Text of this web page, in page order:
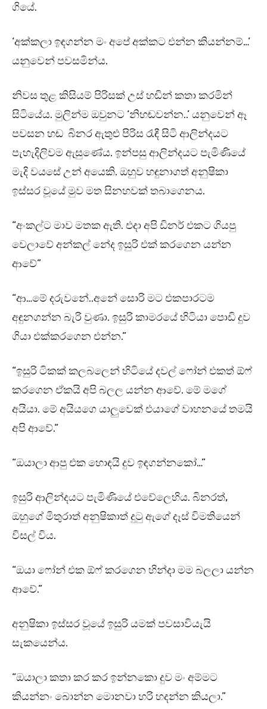
ගියේ.
‘අක්කලා ඉඳගන්න මං අපේ අක්කට එන්න කියන්නම්…’
යනුවෙන් පවසමින්ය.
නිවස තුළ කිසියම් පිරිසක් උස් හඬින් කතා කරමින්
සිටියේය. මුලින්ම ඔවුනට ‘නිහඬවන්න..’ යනුවෙන් ඈ
පවසන හඬ බිනර ඇතුළු පිරිස රැඳී සිටි ආලින්දයට
පැහැදිලිවම ඇසුණේය. ඉන්පසු ආලින්දයට පැමිණියේ
මැදි වයසේ උන් අයෙකි. ඔහුව හඳුනාගත් අනුෂිකා
ඉස්සර වූයේ මුව මත සිනහවක් තබාගෙනය.
“අංකල්ට මාව මතක ඇති. එදා අපි ඩිනර් එකට ගියපු
වෙලාවේ අන්කල් නේද ඉසුරි එක් කරගෙන යන්න
ආවේ”
“ආ…මේ දරුවනේ..අනේ සොරි මට එකපාරටම
අඳුනගන්න බැරි වුණා. ඉසුරි කාමරයේ හිටියා පොඩි දුව
ගියා එක්කරගෙන එන්න.”
“ඉසුරි ටිකක් කලබලෙන් හිටියේ දවල් ෆෝන් එකත් ඕෆ්
කරගෙන ඒකයි අපි බලල යන්න ආවේ. මේ මගේ
අයියා. මේ අයියගෙ යාලුවෙක් එයාගේ වාහනයේ තමයි
අපි ආවේ.”
“ඔයාලා ආපු එක හොඳයි දුව ඉඳගන්නකෝ…”
ඉසුරි ආලින්දයට පැමිණියේ එවේලෙහිය. බිනරත්,
ඔහුගේ මිතුරාත් අනුෂිකාත් දුටු ඇගේ දෑස් විමතියෙන්
විසල් විය.
“ඔයා ෆෝන් එක ඕෆ් කරගෙන හින්දා මම බලලා යන්න
ආවේ.”
අනුෂිකා ඉස්සර වූයේ ඉසුරි යමක් පවසාවියැයි
සැකයෙන්ය.
“ඔයාලා කතා කර කර ඉන්නකො දුව මං අම්මට
කියන්නං බොන්න මොනවා හරි හදන්න කියලා.”